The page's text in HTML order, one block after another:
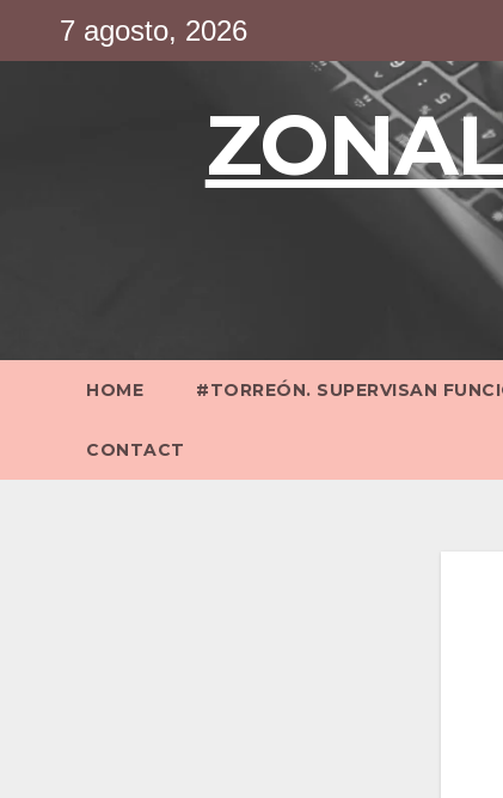
7 agosto, 2026
HOME #TORREÓN. SUPERVISAN
CONTACT